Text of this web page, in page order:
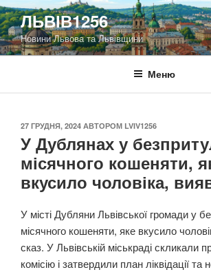
Перейти
до
вмісту
ЛЬВІВ1256
Новини Львова та Львівщини
Меню
ОПУБЛІКОВАНО
27 ГРУДНЯ, 2024 АВТОРОМ LVIV1256
У Дублянах у
місячного кошеняти,
вкусило чоловіка,
У місті Дубляни Львівської громади у
місячного кошеняти, яке вкусило
сказ. У Львівській міськраді скликали
комісію і затвердили план ліквідації